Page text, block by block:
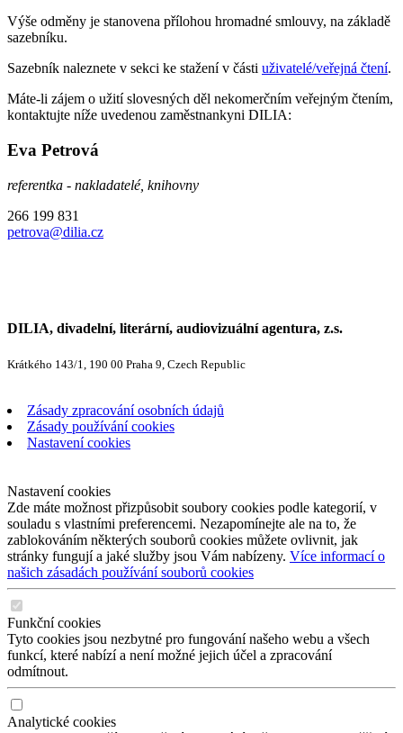
Výše odměny je stanovena přílohou hromadné smlouvy, na základě
sazebníku.
Sazebník naleznete v sekci ke stažení v části uživatelé/veřejná čtení.
Máte-li zájem o užití slovesných děl nekomerčním veřejným čtením,
kontaktujte níže uvedenou zaměstnankyni DILIA:
Eva Petrová
referentka - nakladatelé, knihovny
266 199 831
petrova@dilia.cz
DILIA, divadelní, literární, audiovizuální agentura, z.s.
Krátkého 143/1, 190 00 Praha 9, Czech Republic
Zásady zpracování osobních údajů
Zásady používání cookies
Nastavení cookies
Nastavení cookies
Zde máte možnost přizpůsobit soubory cookies podle kategorií, v
souladu s vlastními preferencemi. Nezapomínejte ale na to, že
zablokováním některých souborů cookies můžete ovlivnit, jak
stránky fungují a jaké služby jsou Vám nabízeny. Více informací o
našich zásadách používání souborů cookies
Funkční cookies
Tyto cookies jsou nezbytné pro fungování našeho webu a všech
funkcí, které nabízí a není možné jejich účel a zpracování
odmítnout.
Analytické cookies